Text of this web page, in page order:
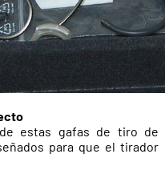
estas gafas de tiro de
para que el tirador